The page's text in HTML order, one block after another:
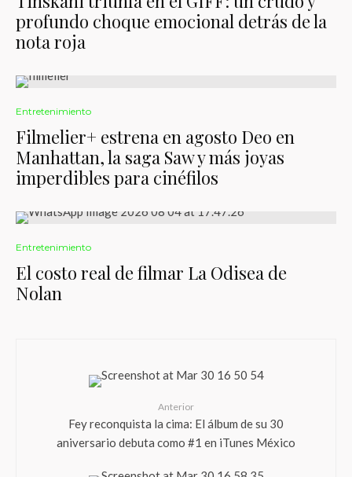
profundo choque emocional detrás de la
nota roja
Entretenimiento
Filmelier+ estrena en agosto Deo en
Manhattan, la saga Saw y más joyas
imperdibles para cinéfilos
Entretenimiento
El costo real de filmar La Odisea de
Nolan
Anterior
Fey reconquista la cima: El álbum de su 30
aniversario debuta como #1 en iTunes México